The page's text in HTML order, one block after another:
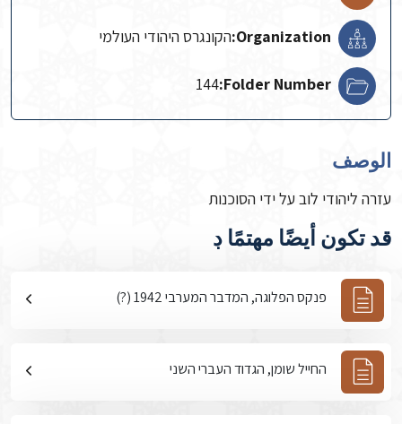
Organization: הקונגרס היהודי העולמי
Folder Number:
144
الوصف
עזרה ליהודי לוב על ידי הסוכנות
قد تكون أيضًا مهتمًا ڊ
פנקס הפלוגה, המדבר המערבי 1942 (?)
החייל שומן, הגדוד העברי השני